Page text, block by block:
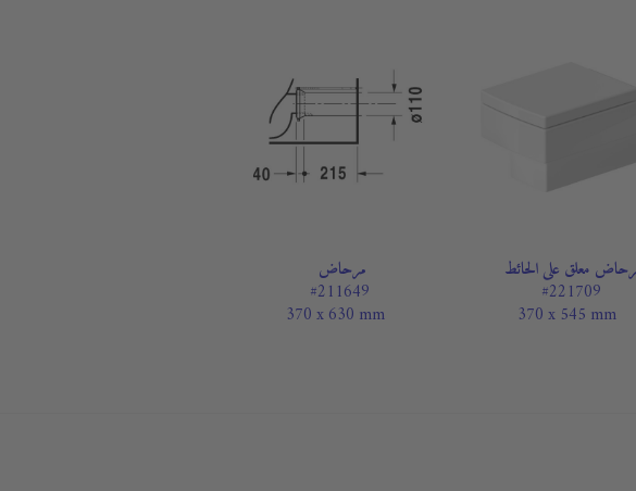
معلق على الحائط
#221709
370 x 545 mm
مرحاض
#211649
370 x 630 mm